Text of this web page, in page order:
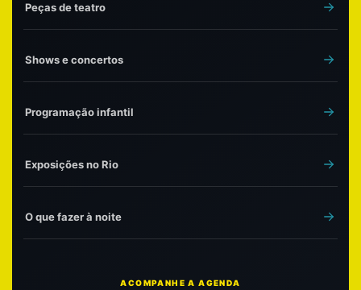
Peças de teatro
Shows e concertos
Programação infantil
Exposições no Rio
O que fazer à noite
ACOMPANHE A AGENDA